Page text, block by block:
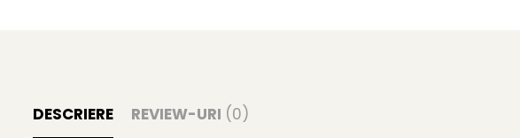
DESCRIERE REVIEW-URI (0)